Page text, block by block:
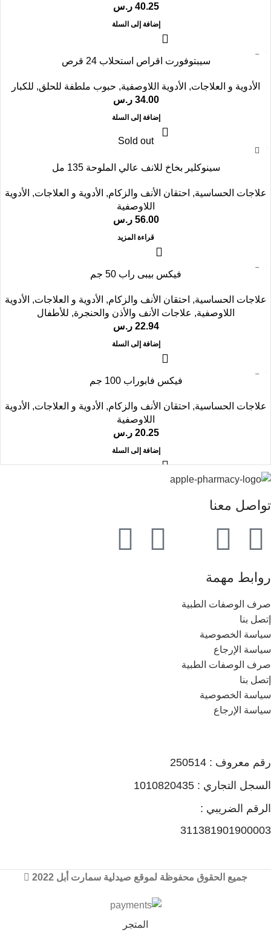
40.25 ر.س
إضافة إلى السلة
سيبتوفورت اقراص استحلاب 24 قرص
الأدوية و العلاجات, الأدوية اللاوصفية, حبوب ملطفة للحلق, للكبار
34.00 ر.س
إضافة إلى السلة
Sold out
سينوكلير بخاخ للانف عالي الملوحة 135 مل
علاجات الحساسية, احتقان الأنف والزكام, الأدوية و العلاجات, الأدوية
اللاوصفية
56.00 ر.س
قراءة المزيد
فيكس بيبى راب 50 جم
علاجات الحساسية, احتقان الأنف والزكام, الأدوية و العلاجات, الأدوية
اللاوصفية, علاجات الأنف والأذن والحنجرة, للأطفال
22.94 ر.س
إضافة إلى السلة
فيكس فابوراب 100 جم
علاجات الحساسية, احتقان الأنف والزكام, الأدوية و العلاجات, الأدوية
اللاوصفية
20.25 ر.س
إضافة إلى السلة
تواصل معنا
روابط مهمة
صرف الوصفات الطبية
إتصل بنا
سياسة الخصوصية
سياسة الإرجاع
صرف الوصفات الطبية
إتصل بنا
سياسة الخصوصية
سياسة الإرجاع
رقم معروف : 250514
السجل التجاري : 1010820435
الرقم الضريبي :
311381901900003
جميع الحقوق محفوظة لموقع صيدلية سمارت أبل 2022
المتجر